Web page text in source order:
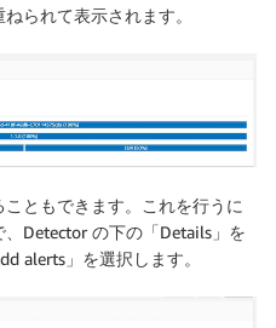
られて表示されます。
ともできます。これを行うに
Detector の下の「Details」を
alerts」を選択します。